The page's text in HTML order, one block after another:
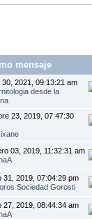
mensaje
30, 2021, 09:13:21 am
desde la
23, 2019, 07:47:30
03, 2019, 11:32:31 am
31, 2019, 07:04:29 pm
Sociedad Gorosti
27, 2019, 08:44:34 am